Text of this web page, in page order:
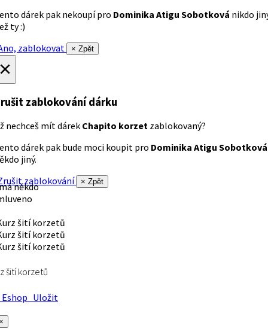
dárek pak nekoupí pro Dominika Atigu Sobotková nikdo
ty :)
zablokovat
× Zpět
zablokování dárku
nechceš mít dárek Chapito korzet zablokovaný?
dárek pak bude moci koupit pro Dominika Atigu Sobotková
jiný.
zablokování
× Zpět
někdo
šití korzetů
Uložit